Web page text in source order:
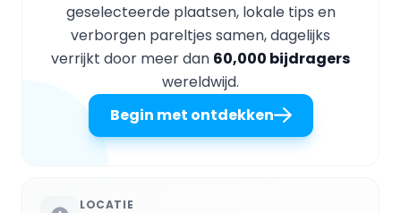
geselecteerde plaatsen, lokale tips en
verborgen pareltjes samen, dagelijks
verrijkt door meer dan 60,000 bijdragers
wereldwijd.
Begin met ontdekken
LOCATIE